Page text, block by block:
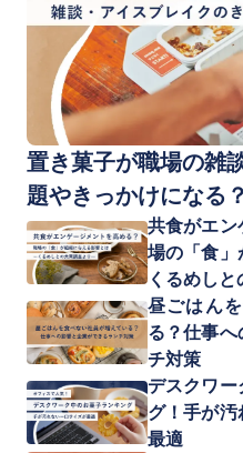
置き菓子が職場の雑
題やきっかけになる？
共食がエ
場の「食
くるめしと
昼ごはん
る？仕事
チ対策
デスクワ
グ！手が
最適